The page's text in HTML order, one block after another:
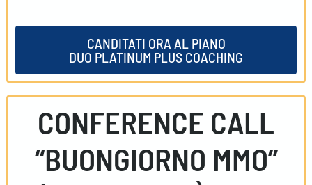
CANDITATI ORA AL PIANO
DUO PLATINUM PLUS COACHING
CONFERENCE CALL
“BUONGIORNO MMO”